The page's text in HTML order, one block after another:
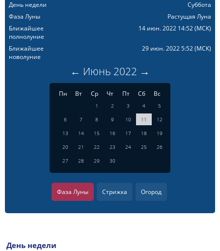
День недели
Суббота
Фаза Луны
Растущая Луна
Ближайшее
полнолуние
14 июн. 2022 14:52(МСК)
Ближайшее
новолуние
29 июн. 2022 5:52(МСК)
← Июнь 2022 →
Пн Вт Ср Чт Пт Сб Вс
1 2 3 4
5
6
7 8 9 10 11
12
13
14 15 16 17 18
19
20
21 22 23 24 25
26
27
28 29 30
Фаза Луны Стрижка Огород
День недели